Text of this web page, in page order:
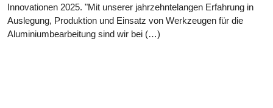
Innovationen 2025. "Mit unserer jahrzehntelangen Erfahrung in
Auslegung, Produktion und Einsatz von Werkzeugen für die
Aluminiumbearbeitung sind wir bei (…)